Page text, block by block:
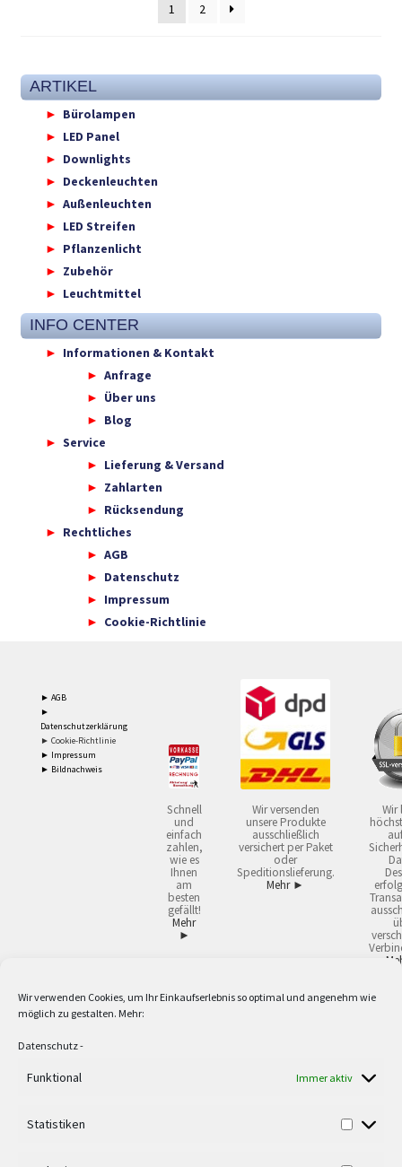
Wir verwenden Cookies, um Ihr Einkaufserlebnis so optimal und angenehm wie
möglich zu gestalten. Mehr:
Datenschutz-
Funktional Immer aktiv
Statistiken
1 2
ARTIKEL
Bürolampen
LED Panel
Downlights
Deckenleuchten
Außenleuchten
LED Streifen
Pflanzenlicht
Zubehör
Leuchtmittel
INFO CENTER
Informationen & Kontakt
Anfrage
Über uns
Blog
Service
Lieferung & Versand
Zahlarten
Rücksendung
Rechtliches
AGB
Datenschutz
Impressum
Cookie-Richtlinie
► AGB
►
Datenschutzerklärung
► Cookie-Richtlinie
► Impressum
► Bildnachweis
Schnell
und
einfach
zahlen,
wie es
Ihnen
am
besten
gefällt!
Mehr
►
Wir versenden
unsere Produkte
ausschließlich
versichert per Paket
oder
Speditionslieferung.
Mehr ►
Wir
2 Lieferzeiten gelten mit Express-24.
Versandkostenfrei ab 59,90 € Nettowarenwert. Inseln ausgenommen. Unsere
Berufe zur Verwendung in der selbständigen, beruflichen oder gewerblichen
verwendeten Logos und Firmennamen sind Warenzeichen oder eingetragene